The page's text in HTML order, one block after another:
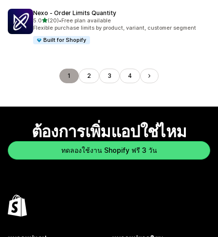
Nexo ‑ Order Limits Quantity
5.0เต็ม 5 ดาว
(20)
ทั้งหมด 20 รีวิว
•Free plan available
Flexible purchase limits by product, variant, customer segment
Built for Shopify
1 2 3 4
ต้องการเพิ่มแอปใช่ไหม
ทดลองใช้งาน Shopify ฟรี 3 วัน